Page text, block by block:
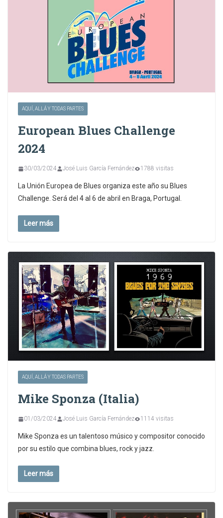
AQUÍ, ALLÁ Y TODAS PARTES
European Blues Challenge
2024
30/03/2024 José Luis García Fernández 1788 visitas
La Unión Europea de Blues organiza este año su Blues
Challenge. Será del 4 al 6 de abril en Braga, Portugal.
Leer más
AQUÍ, ALLÁ Y TODAS PARTES
Mike Sponza (Italia)
01/03/2024 José Luis García Fernández 1114 visitas
Mike Sponza es un talentoso músico y compositor conocido
por su estilo que combina blues, rock y jazz.
Leer más